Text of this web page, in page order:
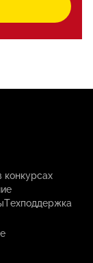
конкурсах
Техподдержка